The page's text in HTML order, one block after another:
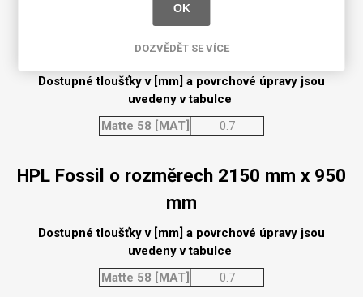
HPL Fossil o rozměrech 2350 mm x
1300 mm
Dostupné tloušťky v [mm] a povrchové úpravy jsou
uvedeny v tabulce
Matte 58 [MAT]
0.7
HPL Fossil o rozměrech 2150 mm x 950
mm
Dostupné tloušťky v [mm] a povrchové úpravy jsou
uvedeny v tabulce
Matte 58 [MAT]
0.7
OK
DOZVĚDĚT SE VÍCE